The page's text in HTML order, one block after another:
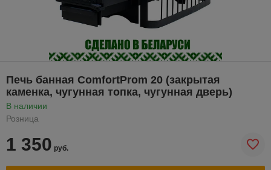
Печь банная ComfortProm 20 (закрытая
каменка, чугунная топка, чугунная дверь)
В наличии
Розница
1 350 руб.